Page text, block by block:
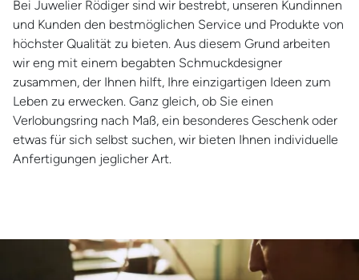
Bei Juwelier Rödiger sind wir bestrebt, unseren Kundinnen
und Kunden den bestmöglichen Service und Produkte von
höchster Qualität zu bieten. Aus diesem Grund arbeiten
wir eng mit einem begabten Schmuckdesigner
zusammen, der Ihnen hilft, Ihre einzigartigen Ideen zum
Leben zu erwecken. Ganz gleich, ob Sie einen
Verlobungsring nach Maß, ein besonderes Geschenk oder
etwas für sich selbst suchen, wir bieten Ihnen individuelle
Anfertigungen jeglicher Art.